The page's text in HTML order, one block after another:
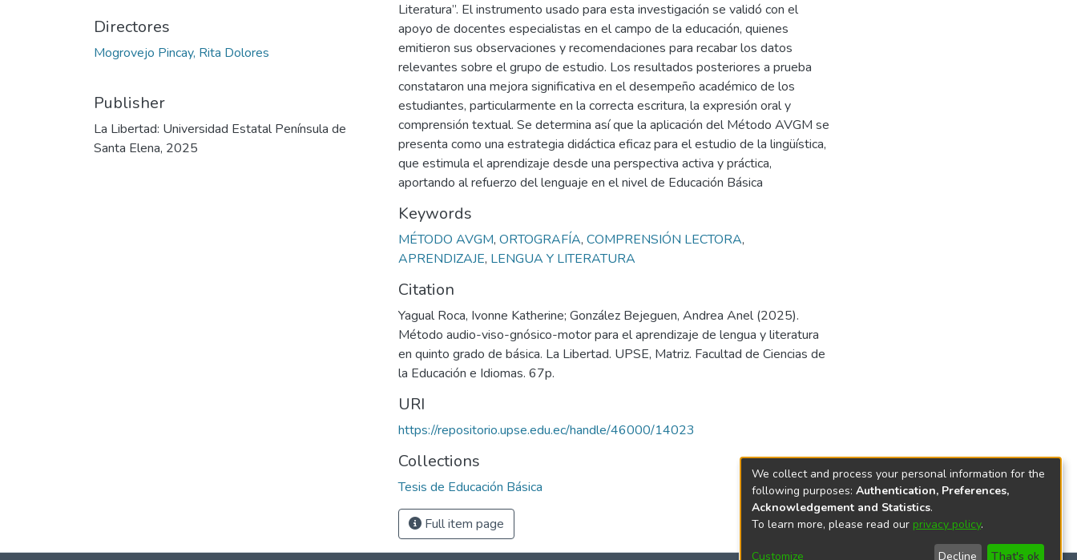
Directores
Mogrovejo Pincay, Rita Dolores
Publisher
La Libertad: Universidad Estatal Península de
Santa Elena, 2025
Literatura”. El instrumento usado para esta investigación se validó con el
apoyo de docentes especialistas en el campo de la educación, quienes
emitieron sus observaciones y recomendaciones para recabar los datos
relevantes sobre el grupo de estudio. Los resultados posteriores a prueba
constataron una mejora significativa en el desempeño académico de los
estudiantes, particularmente en la correcta escritura, la expresión oral y
comprensión textual. Se determina así que la aplicación del Método AVGM se
presenta como una estrategia didáctica eficaz para el estudio de la lingüística,
que estimula el aprendizaje desde una perspectiva activa y práctica,
aportando al refuerzo del lenguaje en el nivel de Educación Básica
Keywords
MÉTODO AVGM, ORTOGRAFÍA, COMPRENSIÓN LECTORA,
APRENDIZAJE, LENGUA Y LITERATURA
Citation
Yagual Roca, Ivonne Katherine; González Bejeguen, Andrea Anel (2025).
Método audio-viso-gnósico-motor para el aprendizaje de lengua y literatura
en quinto grado de básica. La Libertad. UPSE, Matriz. Facultad de Ciencias de
la Educación e Idiomas. 67p.
URI
https://repositorio.upse.edu.ec/handle/46000/14023
Collections
Tesis de Educación Básica
Full item page
We collect and process your personal information for the
following purposes: Authentication, Preferences,
Acknowledgement and Statistics.
To learn more, please read our privacy policy.
Customize Decline That's ok